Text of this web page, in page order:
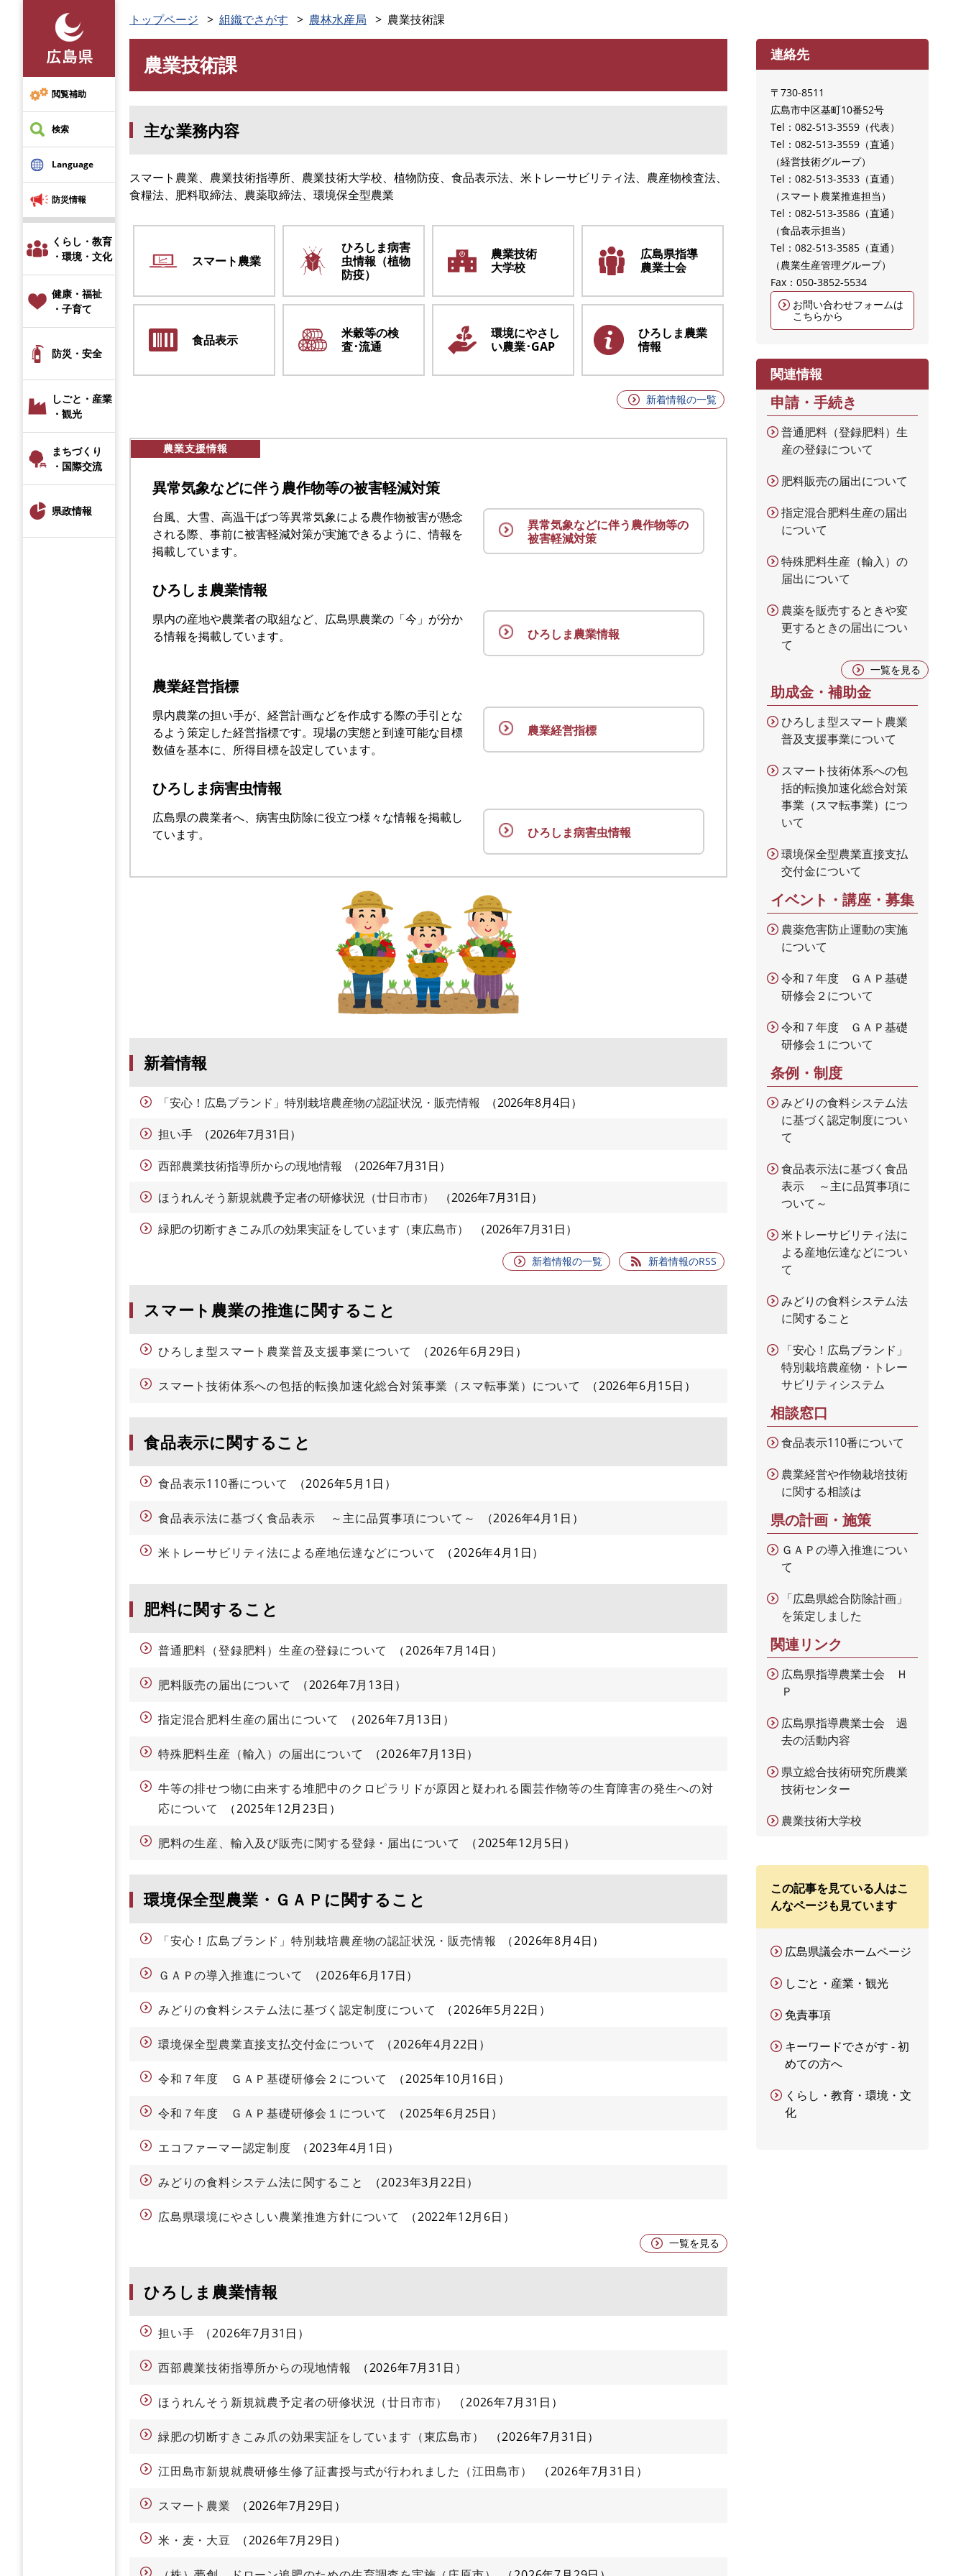
先
頭
で
す
。
閲覧補助
検索
Language
防災情報
くらし・教育
・環境・文化
健康・福祉
・子育て
防災・安全
しごと・産業
・観光
まちづくり
・国際交流
県政情報
トップページ 組織でさがす 農林水産局 農業技術課
農業技術課
主な業務内容
スマート農業、農業技術指導所、農業技術大学校、植物防疫、食品表示法、米トレーサビリティ法、農産物検査法、
食糧法、肥料取締法、農薬取締法、環境保全型農業
スマート農業
ひろしま病害
虫情報（植物
防疫）
農業技術
大学校
広島県指導
農業士会
食品表示
米穀等の検
査･流通
環境にやさし
い農業･GAP
ひろしま農業
情報
新着情報の一覧
農業支援情報
異常気象などに伴う農作物等の被害軽減対策
台風、大雪、高温干ばつ等異常気象による農作物被害が懸念
される際、事前に被害軽減対策が実施できるように、情報を
掲載しています。
異常気象などに伴う農作物等の
被害軽減対策
ひろしま農業情報
県内の産地や農業者の取組など、広島県農業の「今」が分か
る情報を掲載しています。
ひろしま農業情報
農業経営指標
県内農業の担い手が、経営計画などを作成する際の手引とな
るよう策定した経営指標です。現場の実態と到達可能な目標
数値を基本に、所得目標を設定しています。
農業経営指標
ひろしま病害虫情報
広島県の農業者へ、病害虫防除に役立つ様々な情報を掲載し
ています。
ひろしま病害虫情報
新着情報
「安心！広島ブランド」特別栽培農産物の認証状況・販売情報
2026年8月4日
担い手
2026年7月31日
西部農業技術指導所からの現地情報
2026年7月31日
ほうれんそう新規就農予定者の研修状況（廿日市市）
2026年7月31日
緑肥の切断すきこみ爪の効果実証をしています（東広島市）
2026年7月31日
新着情報の一覧 新着情報のRSS
スマート農業の推進に関すること
ひろしま型スマート農業普及支援事業について 2026年6月29日
スマート技術体系への包括的転換加速化総合対策事業（スマ転事業）について 2026年6月15日
食品表示に関すること
食品表示110番について 2026年5月1日
食品表示法に基づく食品表示 ～主に品質事項について～ 2026年4月1日
米トレーサビリティ法による産地伝達などについて 2026年4月1日
肥料に関すること
普通肥料（登録肥料）生産の登録について 2026年7月14日
肥料販売の届出について 2026年7月13日
指定混合肥料生産の届出について 2026年7月13日
特殊肥料生産（輸入）の届出について 2026年7月13日
牛等の排せつ物に由来する堆肥中のクロピラリドが原因と疑われる園芸作物等の生育障害の発生への対
応について
2025年12月23日
肥料の生産、輸入及び販売に関する登録・届出について 2025年12月5日
環境保全型農業・ＧＡＰに関すること
「安心！広島ブランド」特別栽培農産物の認証状況・販売情報 2026年8月4日
ＧＡＰの導入推進について 2026年6月17日
みどりの食料システム法に基づく認定制度について 2026年5月22日
環境保全型農業直接支払交付金について 2026年4月22日
令和７年度 ＧＡＰ基礎研修会２について 2025年10月16日
令和７年度 ＧＡＰ基礎研修会１について 2025年6月25日
エコファーマー認定制度 2023年4月1日
みどりの食料システム法に関すること 2023年3月22日
広島県環境にやさしい農業推進方針について 2022年12月6日
一覧を見る
ひろしま農業情報
担い手 2026年7月31日
西部農業技術指導所からの現地情報 2026年7月31日
ほうれんそう新規就農予定者の研修状況（廿日市市） 2026年7月31日
緑肥の切断すきこみ爪の効果実証をしています（東広島市） 2026年7月31日
江田島市新規就農研修生修了証書授与式が行われました（江田島市） 2026年7月31日
スマート農業 2026年7月29日
米・麦・大豆 2026年7月29日
連絡先
〒730-8511
広島市中区基町10番52号
Tel：082-513-3559
代表
Tel：082-513-3559（直通）
経営技術グループ
Tel：082-513-3533（直通）
スマート農業推進担当
Tel：082-513-3586（直通）
食品表示担当
Tel：082-513-3585（直通）
農業生産管理グループ
Fax：050-3852-5534
お問い合わせフォームは
こちらから
関連情報
申請・手続き
普通肥料（登録肥料）生
産の登録について
肥料販売の届出について
指定混合肥料生産の届出
について
特殊肥料生産（輸入）の
届出について
農薬を販売するときや変
更するときの届出につい
て
一覧を見る
助成金・補助金
ひろしま型スマート農業
普及支援事業について
スマート技術体系への包
括的転換加速化総合対策
事業（スマ転事業）につ
いて
環境保全型農業直接支払
交付金について
イベント・講座・募集
農薬危害防止運動の実施
について
令和７年度 ＧＡＰ基礎
研修会２について
令和７年度 ＧＡＰ基礎
研修会１について
条例・制度
みどりの食料システム法
に基づく認定制度につい
て
食品表示法に基づく食品
表示 ～主に品質事項に
ついて～
米トレーサビリティ法に
よる産地伝達などについ
て
みどりの食料システム法
に関すること
「安心！広島ブランド」
特別栽培農産物・トレー
サビリティシステム
相談窓口
食品表示110番について
農業経営や作物栽培技術
に関する相談は
県の計画・施策
ＧＡＰの導入推進につい
て
「広島県総合防除計画」
を策定しました
関連リンク
広島県指導農業士会 Ｈ
Ｐ
広島県指導農業士会 過
去の活動内容
県立総合技術研究所農業
技術センター
農業技術大学校
この記事を見ている人はこ
んなページも見ています
広島県議会ホームページ
しごと・産業・観光
免責事項
キーワードでさがす - 初
めての方へ
くらし・教育・環境・文
化